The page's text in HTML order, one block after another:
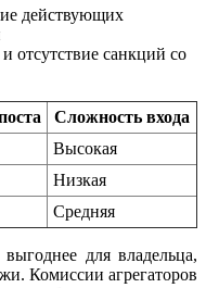
действующих
отсутствие санкций со
Сложность входа
Высокая
Низкая
Средняя
для владельца,
Комиссии агрегаторов